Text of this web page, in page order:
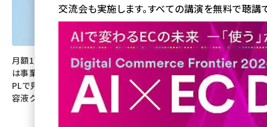
yahoo (1910)
楽天 (1878)
ecbeing (1213)
アスクル (1126)
base (1085)
月額1万円の美容機器サブスク
は事業として回るのか？ 事業
PLで見る本体利用料と専用美
容液クロスセルのリアル
「世界で最もAIを使うプラット
フォームへ」。三木谷社長が語る
楽天の「最強AIエコシステム」と
「AI店長」がもたらすECの未来
交流会も実施します。すべての講演を無料で聴講